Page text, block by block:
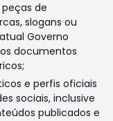
de
slogans ou
Governo
documentos
e perfis oficiais
sociais, inclusive
publicados e